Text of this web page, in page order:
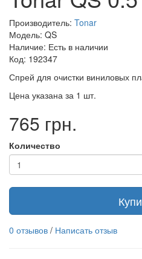
Производитель: Tonar
Модель: QS
Наличие: Есть в наличии
Код: 192347
Спрей для очистки виниловых
Цена указана за 1 шт.
765 грн.
Количество
0 отзывов / Написать отзыв